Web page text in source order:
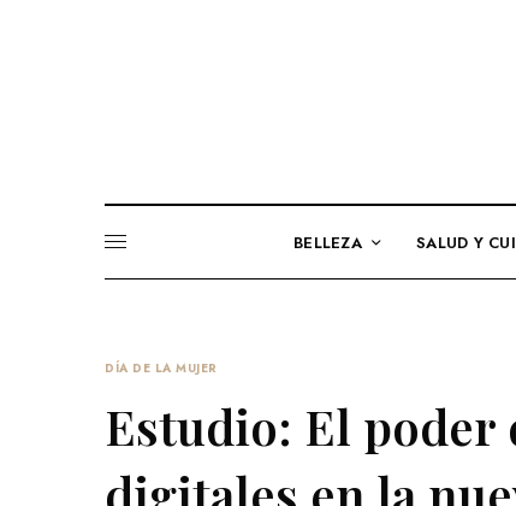
BELLEZA SALUD Y
DÍA DE LA MUJER
Estudio: El poder